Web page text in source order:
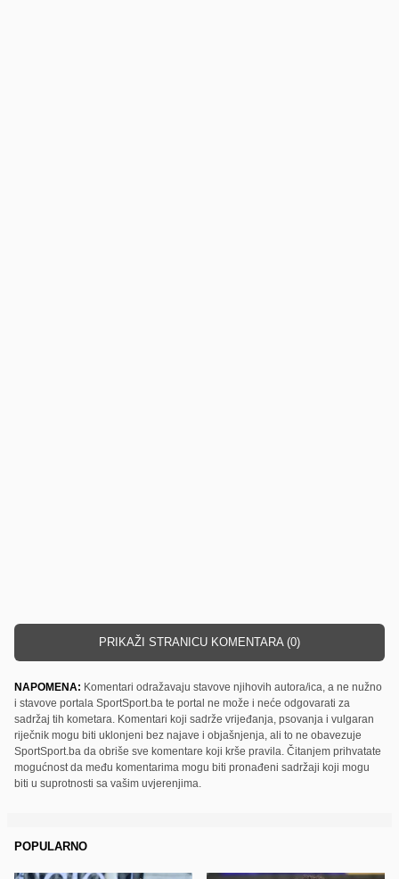
PRIKAŽI STRANICU KOMENTARA (0)
NAPOMENA: Komentari odražavaju stavove njihovih autora/ica, a ne nužno
i stavove portala SportSport.ba te portal ne može i neće odgovarati za
sadržaj tih kometara. Komentari koji sadrže vrijeđanja, psovanja i vulgaran
riječnik mogu biti uklonjeni bez najave i objašnjenja, ali to ne obavezuje
SportSport.ba da obriše sve komentare koji krše pravila. Čitanjem prihvatate
mogućnost da među komentarima mogu biti pronađeni sadržaji koji mogu
biti u suprotnosti sa vašim uvjerenjima.
POPULARNO